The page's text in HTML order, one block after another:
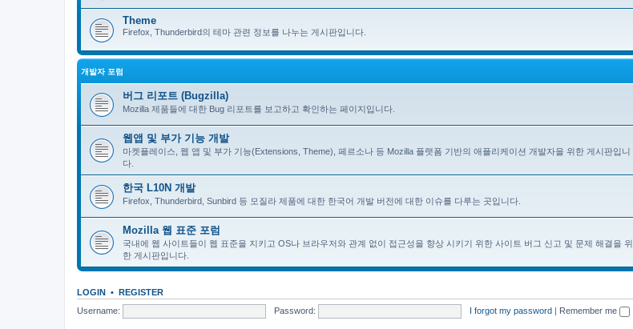
Theme
Firefox, Thunderbird의 테마 관련 정보를 나누는 게시판입니다.
개발자 포럼
버그 리포트 (Bugzilla)
Mozilla 제품들에 대한 Bug 리포트를 보고하고 확인하는 페이지입니다.
웹앱 및 부가 기능 개발
마켓플레이스, 웹 앱 및 부가 기능(Extensions, Theme), 페르소나 등 Mozilla 플랫폼 기반의 애플리케이션 개발자을 위한 게시판입니
다.
한국 L10N 개발
Firefox, Thunderbird, Sunbird 등 모질라 제품에 대한 한국어 개발 버전에 대한 이슈를 다루는 곳입니다.
Mozilla 웹 표준 포럼
국내에 웹 사이트들이 웹 표준을 지키고 OS나 브라우저와 관계 없이 접근성을 향상 시키기 위한 사이트 버그 신고 및 문제 해결을 위
한 게시판입니다.
LOGIN • REGISTER
Username:
Password: I forgot my password | Remember me